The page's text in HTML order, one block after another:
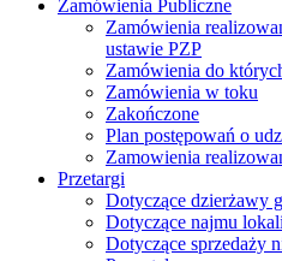
Zamówienia Publiczne
Zamówienia
ustawie PZP
Zamówienia do
Zamówienia w toku
Zakończone
Plan postępowań o
Zamowienia
Przetargi
Dotyczące dzierżawy
Dotyczące najmu
Dotyczące sprzedaży